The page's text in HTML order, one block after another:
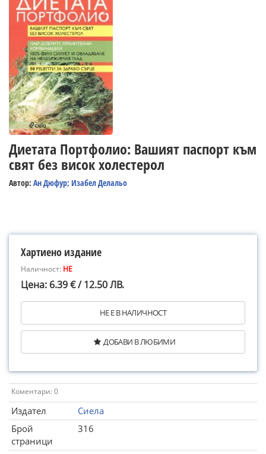
Диетата Портфолио: Вашият паспорт към
свят без висок холестерол
Автор: Ан Дюфур; Изабел Делальо
Хартиено издание
Наличност: НЕ
Цена: 6.39 € / 12.50 ЛВ.
НЕ Е В НАЛИЧНОСТ
ДОБАВИ В ЛЮБИМИ
Коментари: 0
Издател
Сиела
Брой
страници
316